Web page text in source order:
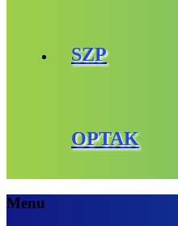
SZP
OPTAK
Menu